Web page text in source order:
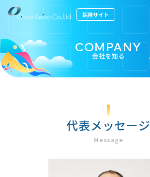
採用サイト
ホーム
仕事を知る
JOB TYPE
先輩インタビュー
会社を知る
COMPANY
代表メッセージ
Message